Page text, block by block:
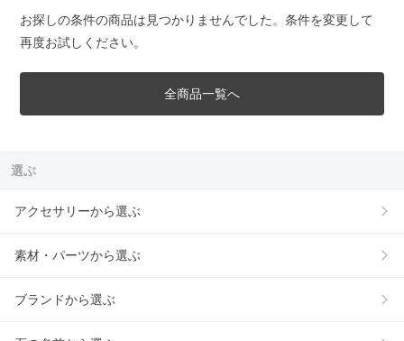
お探しの条件の商品は見つかりませんでした。条件を変更して
再度お試しください。
全商品一覧へ
選ぶ
アクセサリーから選ぶ
素材・パーツから選ぶ
ブランドから選ぶ